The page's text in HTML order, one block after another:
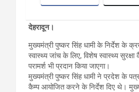
देहरादून।
मुख्यमंत्री पुष्कर सिंह धामी के निर्देश के
स्वास्थ्य जांच के लिए, विशेष स्वास्थ्य
परामर्श भी प्रदान किया जाएगा।
मुख्यमंत्री पुष्कर सिंह धामी ने प्रदेश के
कैम्प आयोजित करने के निर्देश दिए थे।